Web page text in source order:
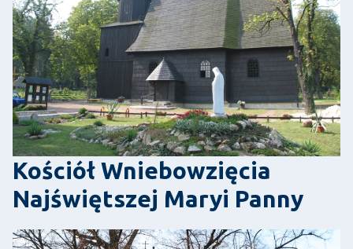
Kościół Wniebowzięcia
Najświętszej Maryi Panny